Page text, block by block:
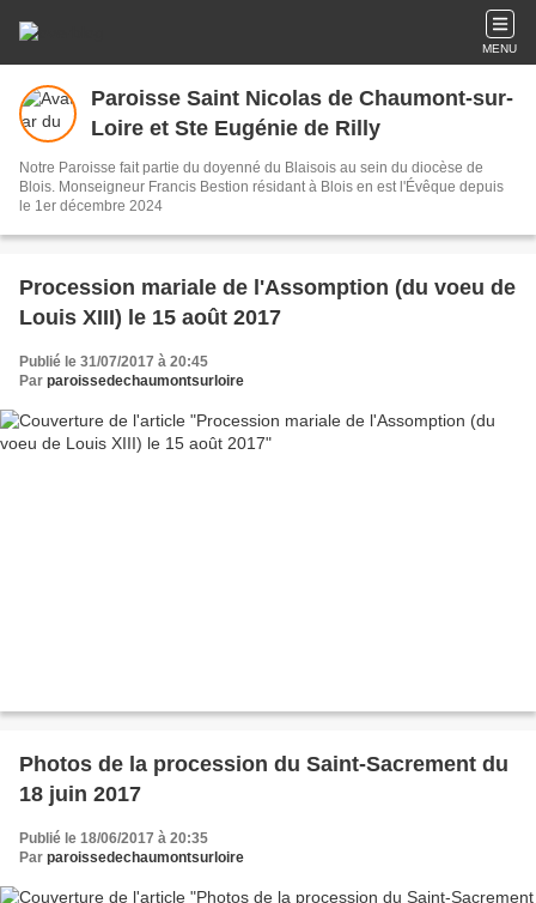
MENU
Paroisse Saint Nicolas de Chaumont-sur-
Loire et Ste Eugénie de Rilly
Notre Paroisse fait partie du doyenné du Blaisois au sein du diocèse de
Blois. Monseigneur Francis Bestion résidant à Blois en est l'Évêque depuis
le 1er décembre 2024
Procession mariale de l'Assomption (du voeu de
Louis XIII) le 15 août 2017
Publié le 31/07/2017 à 20:45
Par paroissedechaumontsurloire
Photos de la procession du Saint-Sacrement du
18 juin 2017
Publié le 18/06/2017 à 20:35
Par paroissedechaumontsurloire